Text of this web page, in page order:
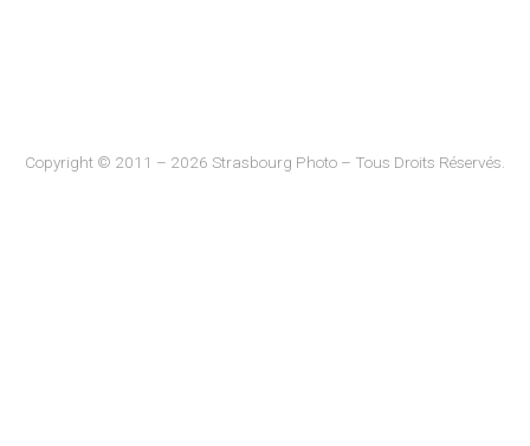
Copyright © 2011 – 2026 Strasbourg Photo – Tous Droits Réservés.